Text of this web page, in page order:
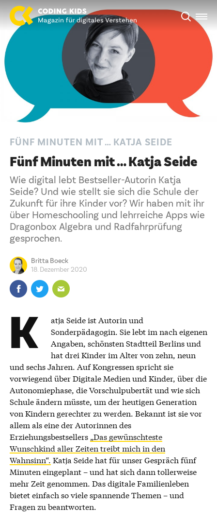
FÜNF MINUTEN MIT … KATJA SEIDE
Fünf Minuten mit … Katja Seide
Wie digital lebt Bestseller-Autorin Katja
Seide? Und wie stellt sie sich die Schule der
Zukunft für ihre Kinder vor? Wir haben mit ihr
über Homeschooling und lehrreiche Apps wie
Dragonbox Algebra und Radfahrprüfung
gesprochen.
Britta Boeck
18. Dezember 2020
K
atja Seide ist Autorin und
Sonderpädagogin. Sie lebt im nach eigenen
Angaben, schönsten Stadtteil Berlins und
hat drei Kinder im Alter von zehn, neun
und sechs Jahren. Auf Kongressen spricht sie
vorwiegend über Digitale Medien und Kinder, über die
Autonomiephase, die Vorschulpubertät und wie sich
Schule ändern müsste, um der heutigen Generation
von Kindern gerechter zu werden. Bekannt ist sie vor
allem als eine der Autorinnen des
Erziehungsbestsellers „Das gewünschteste
Wunschkind aller Zeiten treibt mich in den
Wahnsinn“. Katja Seide hat für unser Gespräch fünf
Minuten eingeplant – und hat sich dann tollerweise
mehr Zeit genommen. Das digitale Familienleben
bietet einfach so viele spannende Themen – und
Fragen zu beantworten.